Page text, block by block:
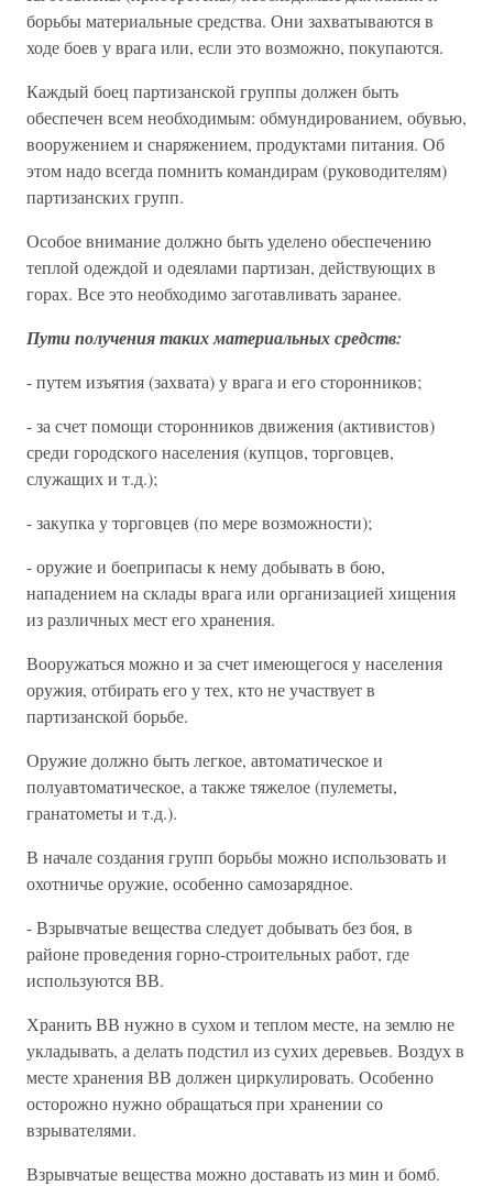
борьбы материальные средства. Они захватываются в
ходе боев у врага или, если это возможно, покупаются.
Каждый боец партизанской группы должен быть
обеспечен всем необходимым: обмундированием, обувью,
вооружением и снаряжением, продуктами питания. Об
этом надо всегда помнить командирам (руководителям)
партизанских групп.
Особое внимание должно быть уделено обеспечению
теплой одеждой и одеялами партизан, действующих в
горах. Все это необходимо заготавливать заранее.
Пути получения таких материальных средств:
- путем изъятия (захвата) у врага и его сторонников;
- за счет помощи сторонников движения (активистов)
среди городского населения (купцов, торговцев,
служащих и т.д.);
- закупка у торговцев (по мере возможности);
- оружие и боеприпасы к нему добывать в бою,
нападением на склады врага или организацией хищения
из различных мест его хранения.
Вооружаться можно и за счет имеющегося у населения
оружия, отбирать его у тех, кто не участвует в
партизанской борьбе.
Оружие должно быть легкое, автоматическое и
полуавтоматическое, а также тяжелое (пулеметы,
гранатометы и т.д.).
В начале создания групп борьбы можно использовать и
охотничье оружие, особенно самозарядное.
- Взрывчатые вещества следует добывать без боя, в
районе проведения горно-строительных работ, где
используются ВВ.
Хранить ВВ нужно в сухом и теплом месте, на землю не
укладывать, а делать подстил из сухих деревьев. Воздух в
месте хранения ВВ должен циркулировать. Особенно
осторожно нужно обращаться при хранении со
взрывателями.
Взрывчатые вещества можно доставать из мин и бомб.